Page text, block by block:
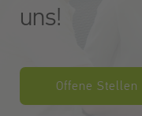
uns!
Offene Stellen